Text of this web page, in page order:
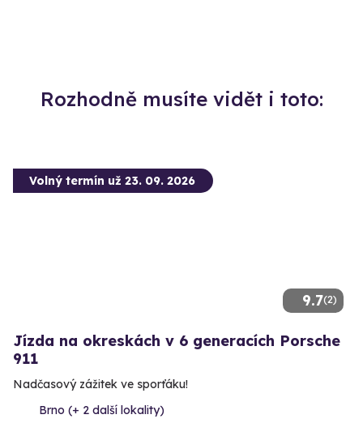
Rozhodně musíte vidět i toto:
9.7(2)
Volný termín už 23. 09. 2026
Jízda na okreskách v 6 generacích Porsche
911
Nadčasový zážitek ve sporťáku!
Brno (+ 2 další lokality)